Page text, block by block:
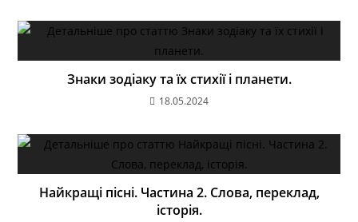
Знаки зодіаку та їх стихії і планети.
18.05.2024
Найкращі пісні. Частина 2. Слова, переклад,
історія.